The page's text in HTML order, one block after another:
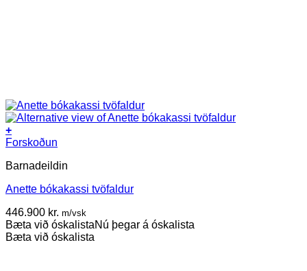
+
This
has
variants.
options
may
be
Forskoðun
Barnadeildin
Anette bókakassi tvöfaldur
446.900 kr. m/vsk
Bæta við óskalistaNú þegar á óskalista
Bæta við óskalista